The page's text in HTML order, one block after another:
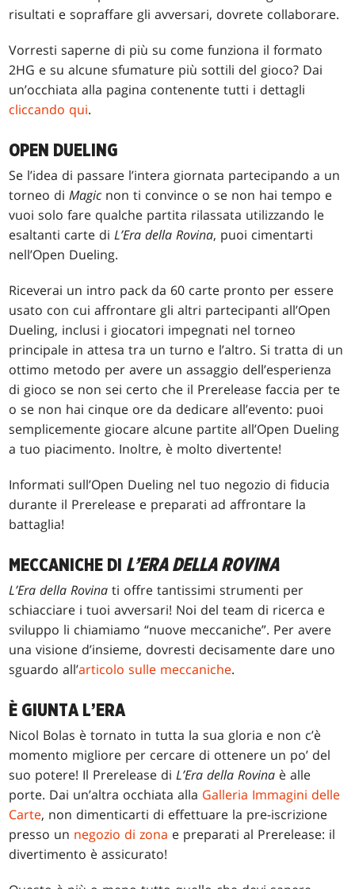
risultati e sopraffare gli avversari, dovrete collaborare.
Vorresti saperne di più su come funziona il formato
2HG e su alcune sfumature più sottili del gioco? Dai
un’occhiata alla pagina contenente tutti i dettagli
cliccando qui.
OPEN DUELING
Se l’idea di passare l’intera giornata partecipando a un
torneo diMagic non ti convince o se non hai tempo e
vuoi solo fare qualche partita rilassata utilizzando le
esaltanti carte diL’Era della Rovina, puoi cimentarti
nell’Open Dueling.
Riceverai un intro pack da 60 carte pronto per essere
usato con cui affrontare gli altri partecipanti all’Open
Dueling, inclusi i giocatori impegnati nel torneo
principale in attesa tra un turno e l’altro. Si tratta di un
ottimo metodo per avere un assaggio dell’esperienza
di gioco se non sei certo che il Prerelease faccia per te
o se non hai cinque ore da dedicare all’evento: puoi
semplicemente giocare alcune partite all’Open Dueling
a tuo piacimento. Inoltre, è molto divertente!
Informati sull’Open Dueling nel tuo negozio di fiducia
durante il Prerelease e preparati ad affrontare la
battaglia!
MECCANICHE DI L’ERA DELLA ROVINA
L’Era della Rovina ti offre tantissimi strumenti per
schiacciare i tuoi avversari! Noi del team di ricerca e
sviluppo li chiamiamo “nuove meccaniche”. Per avere
una visione d’insieme, dovresti decisamente dare uno
sguardo all’articolo sulle meccaniche.
È GIUNTA L’ERA
Nicol Bolas è tornato in tutta la sua gloria e non c’è
momento migliore per cercare di ottenere un po’ del
suo potere! Il Prerelease diL’Era della Rovina è alle
porte. Dai un’altra occhiata alla Galleria Immagini delle
Carte, non dimenticarti di effettuare la pre-iscrizione
presso un negozio di zona e preparati al Prerelease: il
divertimento è assicurato!